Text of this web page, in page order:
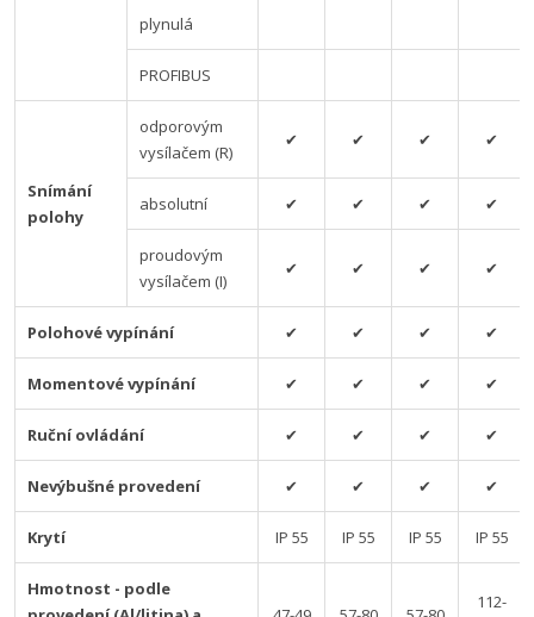
plynulá
PROFIBUS
Snímání
polohy
odporovým
vysílačem (R)
✔ ✔ ✔ ✔
absolutní ✔ ✔ ✔ ✔
proudovým
vysílačem (I)
✔ ✔ ✔ ✔
Polohové vypínání ✔ ✔ ✔ ✔
Momentové vypínání ✔ ✔ ✔ ✔
Ruční ovládání ✔ ✔ ✔ ✔
Nevýbušné provedení ✔ ✔ ✔ ✔
Krytí IP 55 IP 55 IP 55 IP 55
Hmotnost - podle
112-